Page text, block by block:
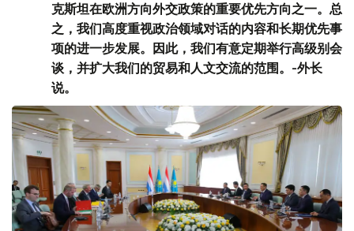
克斯坦在欧洲方向外交政策的重要优先方向之一。总
之，我们高度重视政治领域对话的内容和长期优先事
项的进一步发展。因此，我们有意定期举行高级别会
谈，并扩大我们的贸易和人文交流的范围。-外长
说。